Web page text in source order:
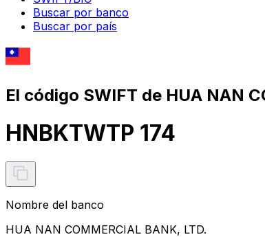
Buscar por banco
Buscar por país
El código SWIFT de HUA NAN
HNBKTWTP 174
Nombre del banco
HUA NAN COMMERCIAL BANK, LTD.